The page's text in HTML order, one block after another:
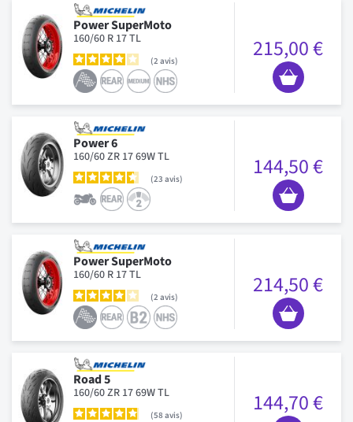
Power SuperMoto
160/60 R 17 TL
2 avis 215,00 €
Power 6
160/60 ZR 17 69W TL
23 avis 144,50 €
Power SuperMoto
160/60 R 17 TL
2 avis 214,50 €
Road 5
160/60 ZR 17 69W TL
58 avis 144,70 €